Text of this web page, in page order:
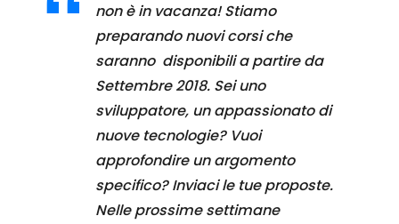
non è in vacanza! Stiamo
preparando nuovi corsi che
saranno disponibili a partire da
Settembre 2018. Sei uno
sviluppatore, un appassionato di
nuove tecnologie? Vuoi
approfondire un argomento
specifico? Inviaci le tue proposte.
Nelle prossime settimane